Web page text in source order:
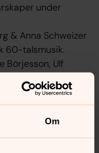
Om
under
& Anna Schweizer
60-talsmusik.
Börjesson, Ulf
senast 26/11